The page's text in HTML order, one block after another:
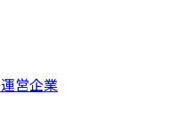
運営企業